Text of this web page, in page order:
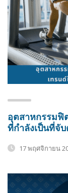
อุตสาหกรรมฟิ
ที่กำลังเป็นที่จั
17 พฤศจิกายน